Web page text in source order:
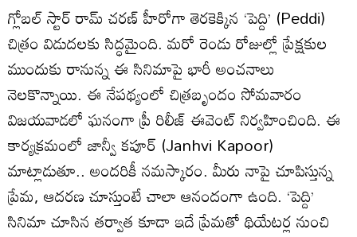
గ్లోబల్ స్టార్ రామ్ చరణ్ హీరోగా తెరకెక్కిన ‘పెద్ది’ (Peddi)
చిత్రం విడుదలకు సిద్ధమైంది. మరో రెండు రోజుల్లో ప్రేక్షకుల
ముందుకు రానున్న ఈ సినిమాపై భారీ అంచనాలు
నెలకొన్నాయి. ఈ నేపథ్యంలో చిత్రబృందం సోమవారం
విజయవాడలో ఘనంగా ప్రీ రిలీజ్ ఈవెంట్ నిర్వహించింది. ఈ
కార్యక్రమంలో జాన్వీ కపూర్ (Janhvi Kapoor)
మాట్లాడుతూ.. అందరికీ నమస్కారం. మీరు నాపై చూపిస్తున్న
ప్రేమ, ఆదరణ చూస్తుంటే చాలా ఆనందంగా ఉంది. ‘పెద్ది’
సినిమా చూసిన తర్వాత కూడా ఇదే ప్రేమతో థియేటర్ల నుంచి